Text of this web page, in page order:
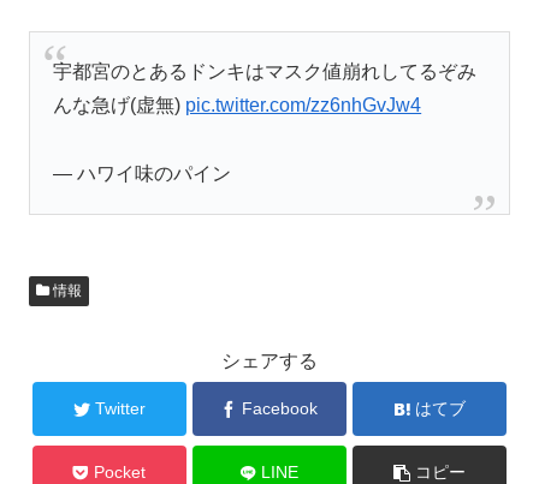
宇都宮のとあるドンキはマスク値崩れしてるぞみ
んな急げ(虚無) pic.twitter.com/zz6nhGvJw4
— ハワイ味のパイン
情報
シェアする
Twitter Facebook はてブ
Pocket LINE コピー